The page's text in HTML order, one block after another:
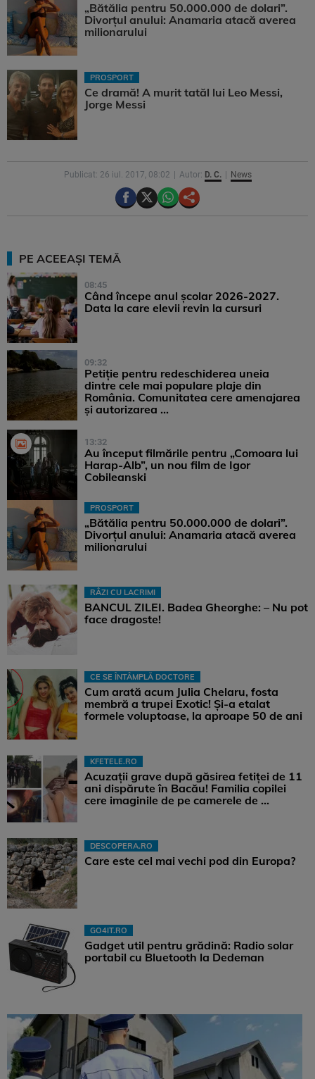
„Bătălia pentru 50.000.000 de dolari”.
Divorțul anului: Anamaria atacă averea
milionarului
PROSPORT
Ce dramă! A murit tatăl lui Leo Messi,
Jorge Messi
Publicat: 26 iul. 2017, 08:02 Autor: D. C. News
PE ACEEAȘI TEMĂ
08:45
Când începe anul școlar 2026-2027.
Data la care elevii revin la cursuri
09:32
Petiție pentru redeschiderea uneia
dintre cele mai populare plaje din
România. Comunitatea cere amenajarea
și autorizarea ...
13:32
Au început filmările pentru „Comoara lui
Harap-Alb”, un nou film de Igor
Cobileanski
PROSPORT
„Bătălia pentru 50.000.000 de dolari”.
Divorțul anului: Anamaria atacă averea
milionarului
RÂZI CU LACRIMI
BANCUL ZILEI. Badea Gheorghe: – Nu pot
face dragoste!
CE SE ÎNTÂMPLĂ DOCTORE
Cum arată acum Julia Chelaru, fosta
membră a trupei Exotic! Și-a etalat
formele voluptoase, la aproape 50 de ani
KFETELE.RO
Acuzații grave după găsirea fetiței de 11
ani dispărute în Bacău! Familia copilei
cere imaginile de pe camerele de ...
DESCOPERA.RO
Care este cel mai vechi pod din Europa?
GO4IT.RO
Gadget util pentru grădină: Radio solar
portabil cu Bluetooth la Dedeman